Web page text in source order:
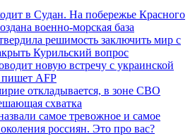
в Судан. На побережье Красного
военно-морская база
решимость заключить мир с
Курильский вопрос
новую встречу с украинской
пишет AFP
откладывается, в зоне СВО
схватка
самое тревожное и самое
россиян. Это про вас?